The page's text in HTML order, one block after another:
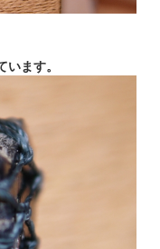
います。